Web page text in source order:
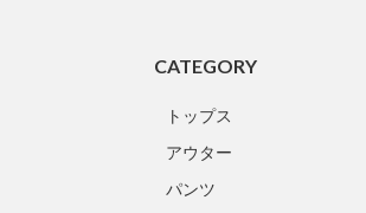
CATEGORY
トップス
アウター
パンツ